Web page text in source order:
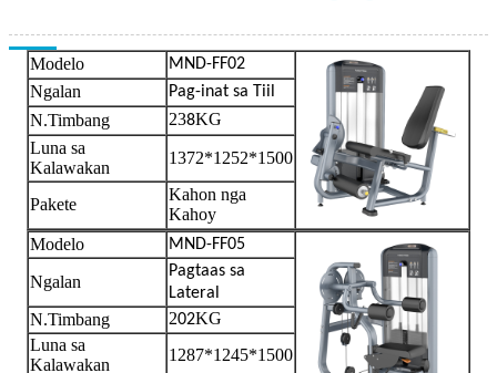
Modelo MND-FF02
Ngalan Pag-inat sa Tiil
N.Timbang 238KG
Luna sa
Kalawakan
1372*1252*1500
Pakete
Kahon nga
Kahoy
Modelo
MND-FF05
Ngalan
Pagtaas sa
Lateral
N.Timbang 202KG
Luna sa
Kalawakan
1287*1245*1500